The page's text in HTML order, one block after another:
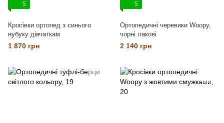
5
Кросівки ортопед з синього
нубуку дівчаткам
1 870 грн
5
Ортопедичні черевики Woopy,
чорні лакові
2 140 грн